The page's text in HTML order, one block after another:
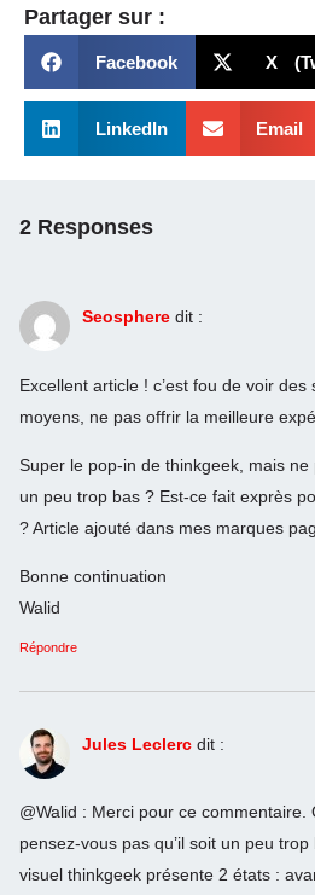
Partager sur :
Facebook X
LinkedIn Email
2 Responses
Seosphere dit :
Excellent article ! c’est fou de voir
moyens, ne pas offrir la meilleure
Super le pop-in de thinkgeek, mais ne
un peu trop bas ? Est-ce fait exprès
? Article ajouté dans mes marques
Bonne continuation
Walid
Répondre
Jules Leclerc dit :
@Walid : Merci pour ce commentaire.
pensez-vous pas qu’il soit un peu
visuel thinkgeek présente 2 états :